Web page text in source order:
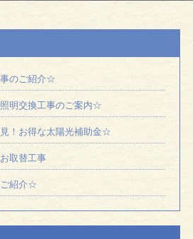
のご紹介☆
明交換工事のご案内☆
！お得な太陽光補助金☆
取替工事
ご紹介☆